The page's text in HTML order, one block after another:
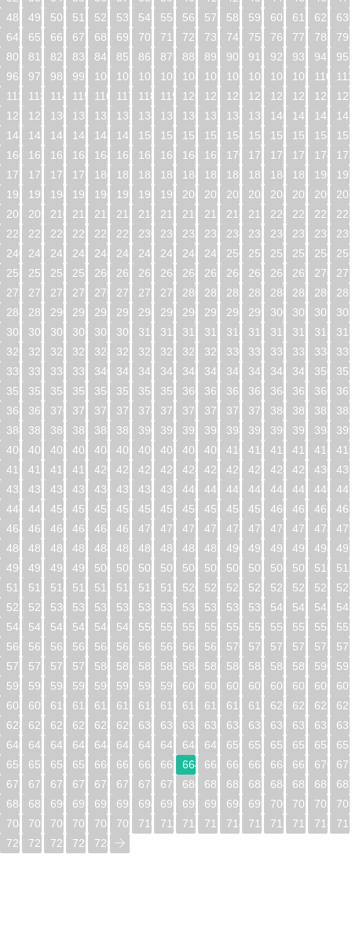
48
49 50 51 52 53 54 55 56 57 58 59 60 61 62
63
64
65 66 67 68 69 70 71 72 73 74 75 76 77 78
79
80
81 82 83 84 85 86 87 88 89 90 91 92 93 94
95
96
97 98 99 100 101 102 103 104 105 106 107 108 109 110
112
113 114 115 116 117 118 119 120 121 122 123 124 125 126
128
129 130 131 132 133 134 135 136 137 138 139 140 141 142
144
145 146 147 148 149 150 151 152 153 154 155 156 157 158
160
161 162 163 164 165 166 167 168 169 170 171 172 173 174
176
177 178 179 180 181 182 183 184 185 186 187 188 189 190
192
193 194 195 196 197 198 199 200 201 202 203 204 205 206
208
209 210 211 212 213 214 215 216 217 218 219 220 221 222
224
225 226 227 228 229 230 231 232 233 234 235 236 237 238
240
241 242 243 244 245 246 247 248 249 250 251 252 253 254
256
257 258 259 260 261 262 263 264 265 266 267 268 269 270
272
273 274 275 276 277 278 279 280 281 282 283 284 285 286
288
289 290 291 292 293 294 295 296 297 298 299 300 301 302
304
305 306 307 308 309 310 311 312 313 314 315 316 317 318
320
321 322 323 324 325 326 327 328 329 330 331 332 333 334
336
337 338 339 340 341 342 343 344 345 346 347 348 349 350
352
353 354 355 356 357 358 359 360 361 362 363 364 365 366
368
369 370 371 372 373 374 375 376 377 378 379 380 381 382
384
385 386 387 388 389 390 391 392 393 394 395 396 397 398
400
401 402 403 404 405 406 407 408 409 410 411 412 413 414
416
417 418 419 420 421 422 423 424 425 426 427 428 429 430
432
433 434 435 436 437 438 439 440 441 442 443 444 445 446
448
449 450 451 452 453 454 455 456 457 458 459 460 461 462
464
465 466 467 468 469 470 471 472 473 474 475 476 477 478
480
481 482 483 484 485 486 487 488 489 490 491 492 493 494
496
497 498 499 500 501 502 503 504 505 506 507 508 509 510
512
513 514 515 516 517 518 519 520 521 522 523 524 525 526
528
529 530 531 532 533 534 535 536 537 538 539 540 541 542
544
545 546 547 548 549 550 551 552 553 554 555 556 557 558
560
561 562 563 564 565 566 567 568 569 570 571 572 573 574
576
577 578 579 580 581 582 583 584 585 586 587 588 589 590
592
593 594 595 596 597 598 599 600 601 602 603 604 605 606
608
609 610 611 612 613 614 615 616 617 618 619 620 621 622
624
625 626 627 628 629 630 631 632 633 634 635 636 637 638
640
641 642 643 644 645 646 647 648 649 650 651 652 653 654
656
657 658 659 660 661 662 663 664 665 666 667 668 669 670
672
673 674 675 676 677 678 679 680 681 682 683 684 685 686
688
689 690 691 692 693 694 695 696 697 698 699 700 701 702
704
705 706 707 708 709 710 711 712 713 714 715 716 717 718
720
721 722 723 724